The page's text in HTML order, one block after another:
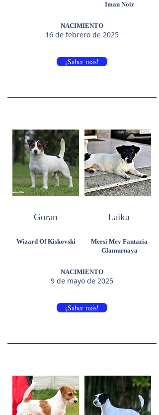
Iman Noir
NACIMIENTO
16 de febrero de 2025
¡Saber más!
Goran Laika
Wizard Of Kiskovski
Mersi Mey Fantazia
Glamurnaya
NACIMIENTO
9 de mayo de 2025
¡Saber más!